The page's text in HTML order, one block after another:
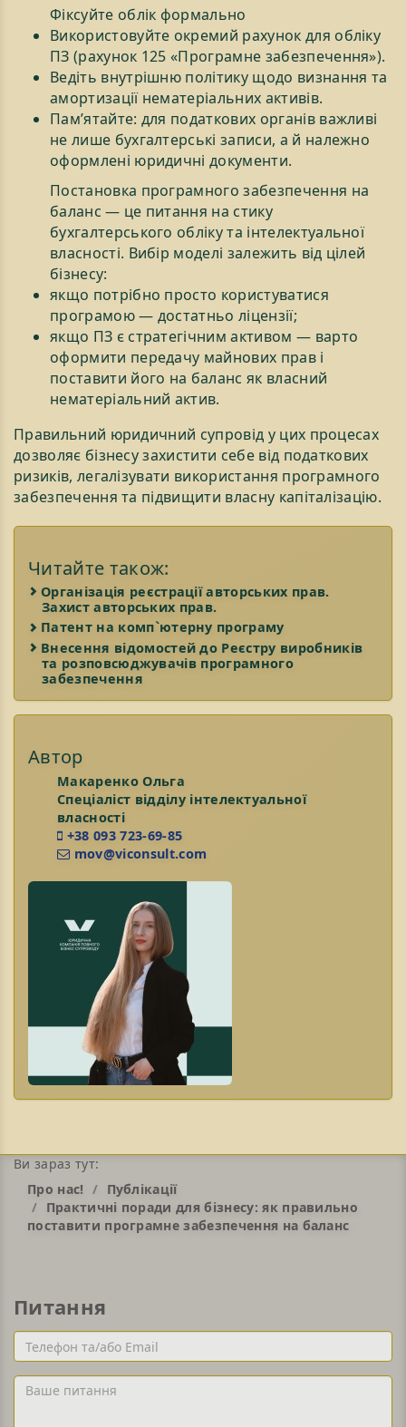
Фіксуйте облік формально
Використовуйте окремий рахунок для обліку
ПЗ (рахунок 125 «Програмне забезпечення»).
Ведіть внутрішню політику щодо визнання та
амортизації нематеріальних активів.
Пам’ятайте: для податкових органів важливі
не лише бухгалтерські записи, а й належно
оформлені юридичні документи.
Постановка програмного забезпечення на
баланс — це питання на стику
бухгалтерського обліку та інтелектуальної
власності. Вибір моделі залежить від цілей
бізнесу:
якщо потрібно просто користуватися
програмою — достатньо ліцензії;
якщо ПЗ є стратегічним активом — варто
оформити передачу майнових прав і
поставити його на баланс як власний
нематеріальний актив.
Правильний юридичний супровід у цих процесах
дозволяє бізнесу захистити себе від податкових
ризиків, легалізувати використання програмного
забезпечення та підвищити власну капіталізацію.
Читайте також:
Організація реєстрації авторських прав.
Захист авторських прав.
Патент на комп`ютерну програму
Внесення відомостей до Реєстру виробників
та розповсюджувачів програмного
забезпечення
Автор
Макаренко Ольга
Спеціаліст відділу інтелектуальної
власності
+38 093 723-69-85
mov@viconsult.com
Ви зараз тут:
Про нас!
Публікації
Практичні поради для бізнесу: як правильно
поставити програмне забезпечення на баланс
Питання
Телефон
та/
або
Email
Ваше
питання